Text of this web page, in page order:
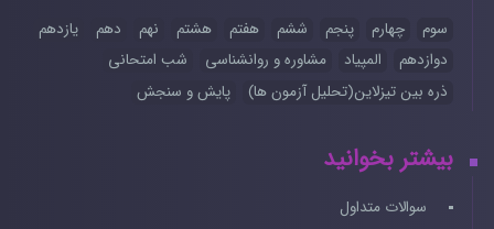
سوم چهارم پنجم ششم هفتم هشتم نهم دهم
یازدهم
دوازدهم
المپیاد مشاوره و روانشناسی
شب امتحانی
ذره بین تیزلاین(تحلیل آزمون ها)
پایش و سنجش
بیشتر بخوانید
سوالات متداول